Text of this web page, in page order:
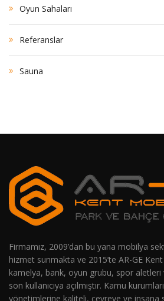
Oyun Sahaları
Referanslar
Sauna
Firmamız, 2009’dan bu yana mobilya
hizmet sunmakta ve 2015’te AR-GE
kamelya, bank, oyun grubu, spor aletleri
son kullanıcıya açılmıştır. Kamu
yönetimlerine kaliteli, çevreye ve insana